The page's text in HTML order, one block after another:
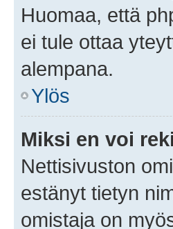
Huomaa, että
ei tule ottaa
alempana.
Ylös
Miksi en voi
Nettisivuston
estänyt tietyn
omistaja on